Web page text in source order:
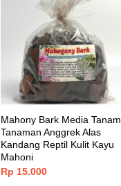
Mahony Bark Media Tanam
Tanaman Anggrek Alas
Kandang Reptil Kulit Kayu
Mahoni
Rp 15.000